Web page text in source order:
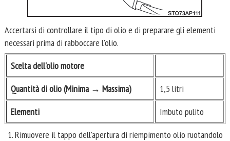
Accertarsi di controllare il tipo di olio e di preparare gli elementi
necessari prima di rabboccare l'olio.
Scelta dell'olio motore
Quantità di olio (Minima → Massima)
1,5 litri
Elementi
Imbuto pulito
Rimuovere il tappo dell'apertura di riempimento olio ruotandolo